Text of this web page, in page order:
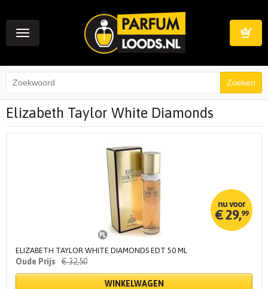
Toggle
navigation
Elizabeth Taylor White Diamonds
ELIZABETH TAYLOR WHITE DIAMONDS EDT 50 ML
€32,50
€29,99
WINKELWAGEN